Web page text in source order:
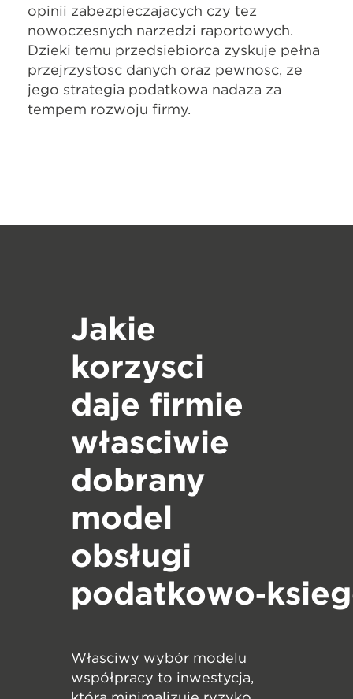
opinii zabezpieczających czy też
nowoczesnych narzędzi raportowych.
Dzięki temu przedsiębiorca zyskuje pełną
przejrzystość danych oraz pewność, że
jego strategia podatkowa nadąża za
tempem rozwoju firmy.
Jakie
korzyści
daje firmie
właściwie
dobrany
model
obsługi
Właściwy wybór modelu
współpracy to inwestycja,